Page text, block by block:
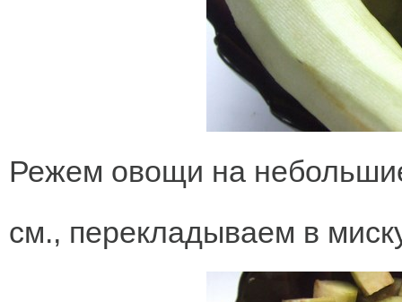
Режем овощи на
см., перекладываем в